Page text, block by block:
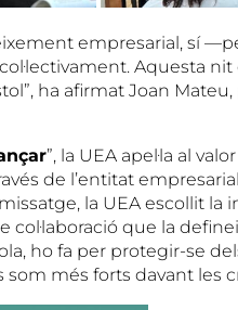
empresarial, sí
Aquesta
ha afirmat Joan
”, la UEA apel·la al
de l’entitat
la UEA escollit la
col·laboració que la
ho fa per protegir-se
més forts davant les